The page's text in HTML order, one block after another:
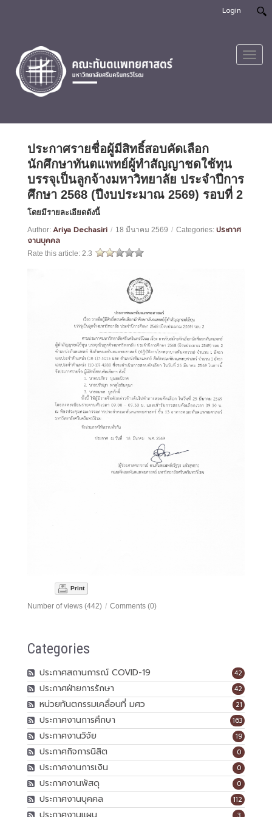
Login
ประกาศรายชื่อผู้มีสิทธิ์สอบคัดเลือก
นักศึกษาทันตแพทย์ผู้ทำสัญญาชดใช้ทุน
บรรจุเป็นลูกจ้างมหาวิทยาลัย ประจำปีการ
ศึกษา 2568 (ปีงบประมาณ 2569) รอบที่ 2
โดยมีรายละเอียดดังนี้
Author: Ariya Dechasiri / 18 มีนาคม 2569 / Categories: ประกาศ
งานบุคคล
Rate this article: 2.3
Print
Number of views (442) / Comments (0)
Categories
42
ประกาศสถานการณ์ COVID-19
42
ประกาศฝ่ายการรักษา
21
หน่วยทันตกรรมเคลื่อนที่ มศว
163
ประกาศงานการศึกษา
19
ประกาศงานวิจัย
0
ประกาศกิจการนิสิต
0
ประกาศงานการเงิน
0
ประกาศงานพัสดุ
112
ประกาศงานบุคคล